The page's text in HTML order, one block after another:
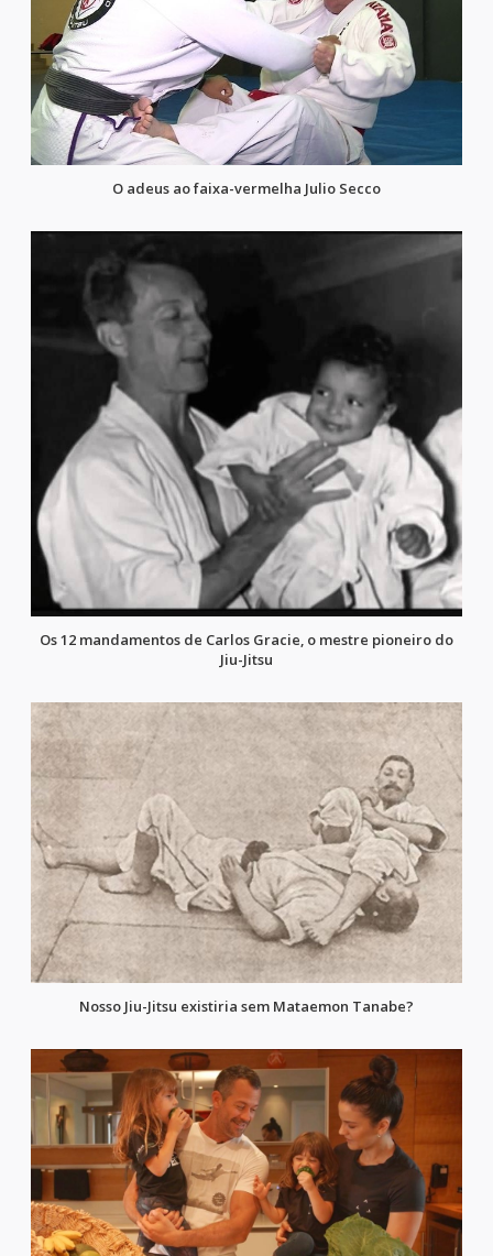
O adeus ao faixa-vermelha Julio Secco
Os 12 mandamentos de Carlos Gracie, o mestre pioneiro do
Jiu-Jitsu
Nosso Jiu-Jitsu existiria sem Mataemon Tanabe?